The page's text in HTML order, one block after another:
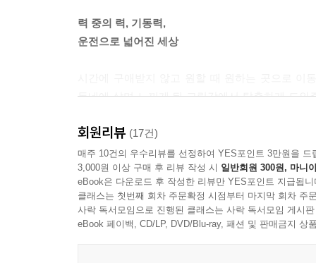
그나저나 운전 첫해에 배운 실로 다양한 것 중에
미묘한 차이. 하해와 같이 자비로우신 선배 운전
력 중의 력, 기동력,
운전으로 넓어진 세상
동네에 살며 느끼게 된 고립감에서 탈출하게 도
근교 여행도 가능해진다. 프리랜서라는 장점까지
전에 돌아오는 일이 더 이상 어렵지 않다.
때로는 힘의 균형을 유지하는 역할도 한다. 이동
힘의 균형이 한쪽으로 기울 것이다. 력 중의 력,
늘어난다. 마침내 운전을 해냈다는 성취감은 때로
회원리뷰 (17건)
매주 10건의 우수리뷰를 선정하여 YES포인트 3만원을 드
3,000원 이상 구매 후 리뷰 작성 시 일반회원 300원, 마니
eBook은 다운로드 후 작성한 리뷰만 YES포인트 지급됩니
클래스는 첫번째 회차 주문확정 시점부터 마지막 회차 주
사락 독서모임으로 진행된 클래스는 사락 독서모임 게시
eBook 페이백, CD/LP, DVD/Blu-ray, 패션 및 판매금지 상